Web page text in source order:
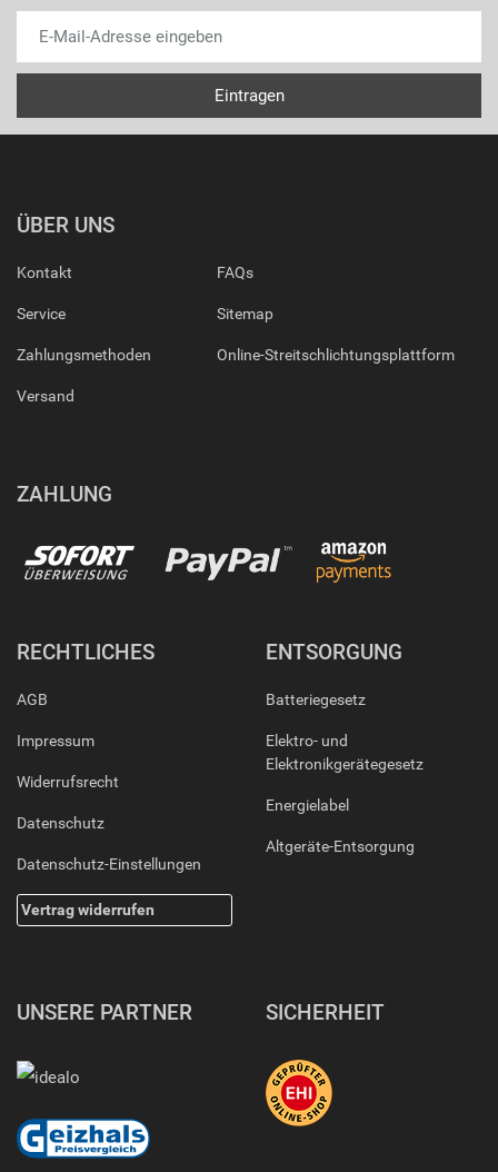
ÜBER UNS
Kontakt
Service
Zahlungsmethoden
Versand
FAQs
Sitemap
Online-Streitschlichtungsplattform
ZAHLUNG
RECHTLICHES
AGB
Impressum
Widerrufsrecht
Datenschutz
Datenschutz-Einstellungen
Vertrag widerrufen
ENTSORGUNG
Batteriegesetz
Elektro- und
Elektronikgerätegesetz
Energielabel
Altgeräte-Entsorgung
UNSERE PARTNER SICHERHEIT